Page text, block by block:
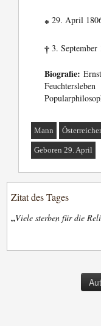
* 29. April
† 3.
Biografie:
Mann
Geboren 29. April
Zitat des Tages
„Viele sterben für die